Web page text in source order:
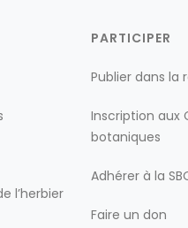
l’herbier
PARTICIPER
Publier dans la
Inscription aux
botaniques
Adhérer à la
Faire un don